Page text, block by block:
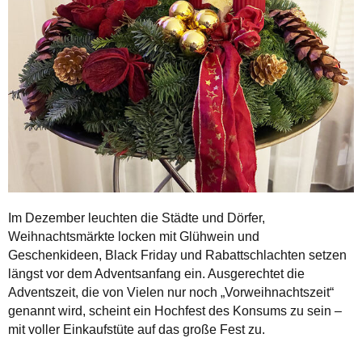
Im Dezember leuchten die Städte und Dörfer,
Weihnachtsmärkte locken mit Glühwein und
Geschenkideen, Black Friday und Rabattschlachten setzen
längst vor dem Adventsanfang ein. Ausgerechtet die
Adventszeit, die von Vielen nur noch „Vorweihnachtszeit“
genannt wird, scheint ein Hochfest des Konsums zu sein –
mit voller Einkaufstüte auf das große Fest zu.